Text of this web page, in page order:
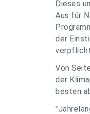
Dieses
Aus für
der
Von
der
besten